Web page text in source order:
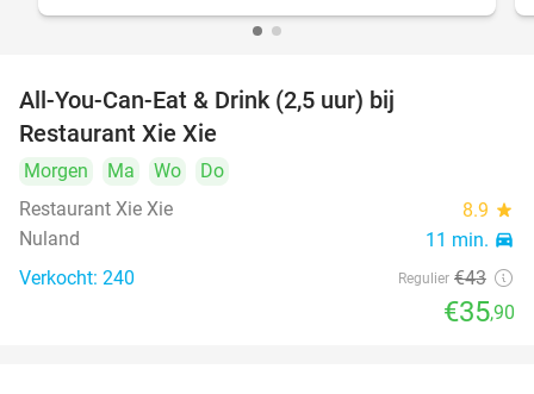
All-You-Can-Eat & Drink (2,5 uur) bij
Restaurant Xie Xie
Morgen Ma Wo
Do
Restaurant Xie Xie
8.9 star
Nuland 11 min. directions_car
Verkocht: 240 Regulier €43
€35,90